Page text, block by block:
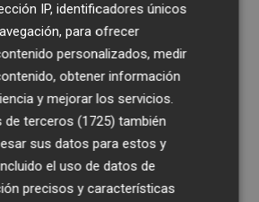
la actualidad de
en tu correo
suscribirme
IP, identificadores únicos
para ofrecer
personalizados, medir
obtener información
y mejorar los servicios.
de terceros (1725) también
sus datos para estos y
el uso de datos de
precisos y características